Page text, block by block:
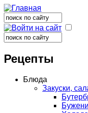
Форма поиска
Поиск
Поиск
Рецепты
Блюда
Закуски,